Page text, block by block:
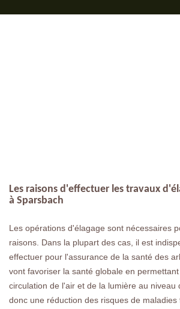
Les raisons d'effectuer les travaux
à Sparsbach
Les opérations d'élagage sont nécessaires
raisons. Dans la plupart des cas, il est
effectuer pour l'assurance de la santé des
vont favoriser la santé globale en
circulation de l'air et de la lumière au niveau
donc une réduction des risques de maladies